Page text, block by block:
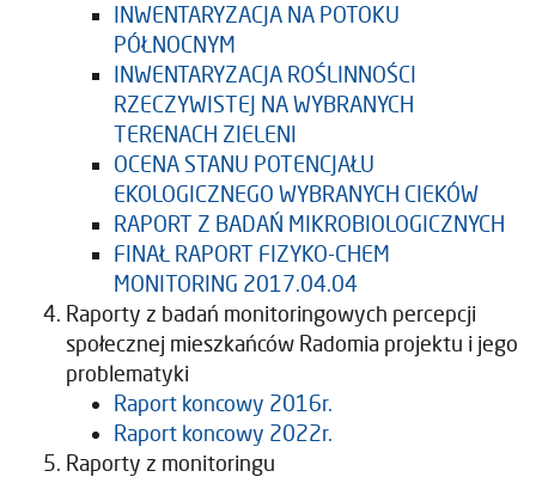
INWENTARYZACJA NA POTOKU
PÓŁNOCNYM
INWENTARYZACJA ROŚLINNOŚCI
RZECZYWISTEJ NA WYBRANYCH
TERENACH ZIELENI
OCENA STANU POTENCJAŁU
EKOLOGICZNEGO WYBRANYCH CIEKÓW
RAPORT Z BADAŃ MIKROBIOLOGICZNYCH
FINAŁ RAPORT FIZYKO-CHEM
MONITORING 2017.04.04
Raporty z badań monitoringowych percepcji
społecznej mieszkańców Radomia projektu i jego
problematyki
Raport koncowy 2016r.
Raport koncowy 2022r.
Raporty z monitoringu